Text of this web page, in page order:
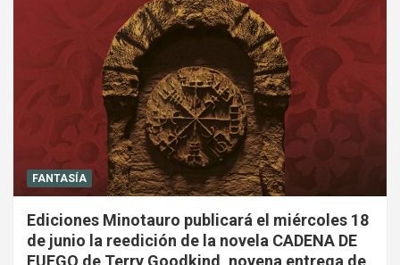
FANTASÍA
Ediciones Minotauro publicará el miércoles 18
de junio la reedición de la novela CADENA DE
FUEGO de Terry Goodkind, novena entrega de